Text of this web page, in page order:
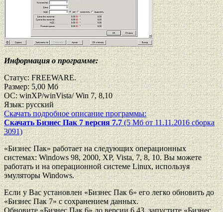
Информация о программе:
Статус: FREEWARE.
Размер: 5,00 Мб
ОС: winXP/winVista/ Win 7, 8,10
Язык: русский
Скачать подробное описание программы:
Скачать Бизнес Пак 7 версия 7.7(5 Мб от 11.11.2016 сборка
3091)
«Бизнес Пак» работает на следующих операционных
системах: Windows 98, 2000, ХР, Vista, 7, 8, 10. Вы можете
работать и на операционной системе Linux, используя
эмуляторы Windows.
Если у Вас установлен «Бизнес Пак 6» его легко обновить до
«Бизнес Пак 7» с сохранением данных.
Обновите «Бизнес Пак 6» до версии 6.43, запустите «Бизнес